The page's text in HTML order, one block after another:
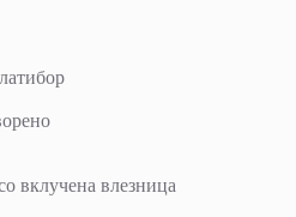
вклучена влезница